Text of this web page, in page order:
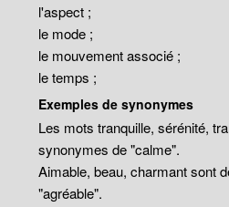
l'aspect ;
le mode ;
le mouvement associé ;
le temps ;
Exemples de synonymes
Les mots tranquille, sérénité,
synonymes de "calme".
Aimable, beau, charmant sont
"agréable".